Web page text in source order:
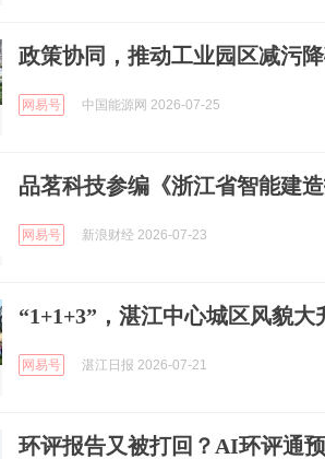
政策协同，推动工业园区减污
网易号 中国能源网 2026-07-25
品茗科技参编《浙江省智能建
网易号 新浪财经 2026-07-23
“1+1+3”，湛江中心城区风貌大
网易号 湛江日报 2026-07-21
环评报告又被打回？AI环评通